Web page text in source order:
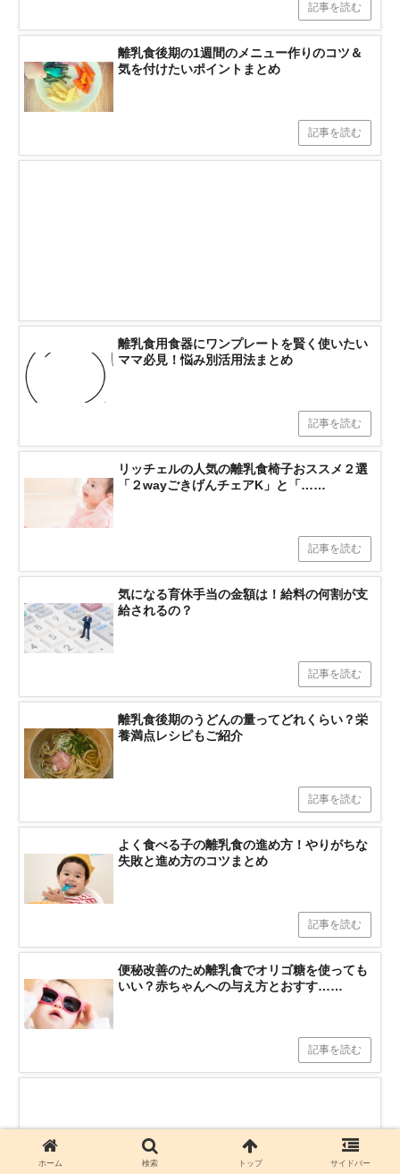
記事を読む
離乳食後期の1週間のメニュー作りのコツ＆
気を付けたいポイントまとめ
記事を読む
離乳食用食器にワンプレートを賢く使いたい
ママ必見！悩み別活用法まとめ
記事を読む
リッチェルの人気の離乳食椅子おススメ２選
「２wayごきげんチェアK」と「……
記事を読む
気になる育休手当の金額は！給料の何割が支
給されるの？
記事を読む
離乳食後期のうどんの量ってどれくらい？栄
養満点レシピもご紹介
記事を読む
よく食べる子の離乳食の進め方！やりがちな
失敗と進め方のコツまとめ
記事を読む
便秘改善のため離乳食でオリゴ糖を使っても
いい？赤ちゃんへの与え方とおすす……
記事を読む
ホーム 検索 トップ サイドバー